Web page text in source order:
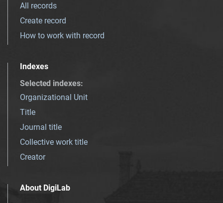
All records
Create record
How to work with record
Indexes
Selected indexes:
Organizational Unit
Title
Journal title
Collective work title
Creator
About DigiLab